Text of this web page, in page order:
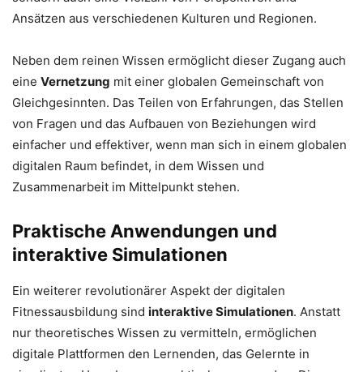
Ansätzen aus verschiedenen Kulturen und Regionen.
Neben dem reinen Wissen ermöglicht dieser Zugang auch
eine Vernetzung mit einer globalen Gemeinschaft von
Gleichgesinnten. Das Teilen von Erfahrungen, das Stellen
von Fragen und das Aufbauen von Beziehungen wird
einfacher und effektiver, wenn man sich in einem globalen
digitalen Raum befindet, in dem Wissen und
Zusammenarbeit im Mittelpunkt stehen.
Praktische Anwendungen und
interaktive Simulationen
Ein weiterer revolutionärer Aspekt der digitalen
Fitnessausbildung sind interaktive Simulationen. Anstatt
nur theoretisches Wissen zu vermitteln, ermöglichen
digitale Plattformen den Lernenden, das Gelernte in